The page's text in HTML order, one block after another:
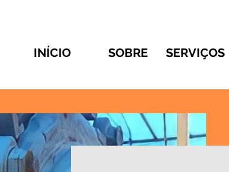
INÍCIO SOBRE SERVIÇOS